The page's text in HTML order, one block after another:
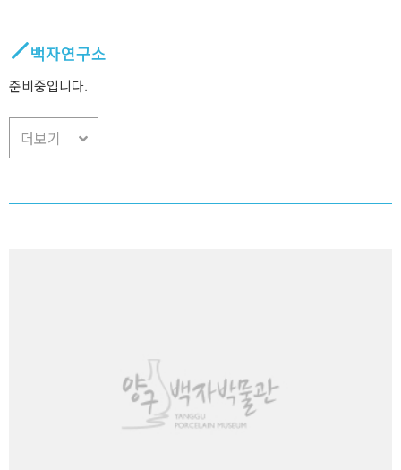
백자연구소
준비중입니다.
더보기